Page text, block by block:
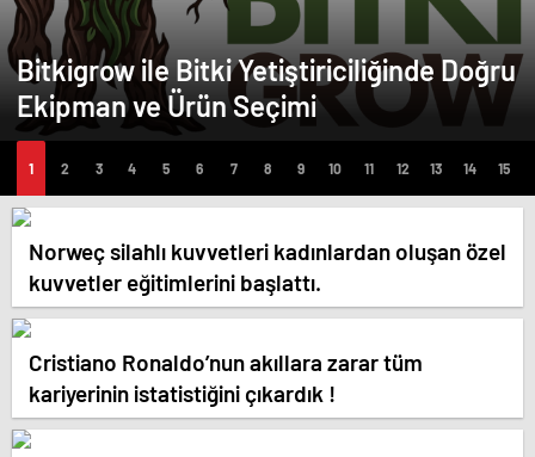
Bitkigrow ile Bitki Yetiştiriciliğinde Doğru
Ekipman ve Ürün Seçimi
Norweç silahlı kuvvetleri kadınlardan oluşan özel
kuvvetler eğitimlerini başlattı.
Cristiano Ronaldo’nun akıllara zarar tüm
kariyerinin istatistiğini çıkardık !